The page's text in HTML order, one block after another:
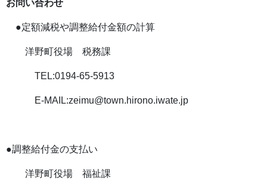
お問い合わせ
●定額減税や調整給付金額の計算
洋野町役場 税務課
TEL:0194-65-5913
E-MAIL:zeimu@town.hirono.iwate.jp
●調整給付金の支払い
洋野町役場 福祉課